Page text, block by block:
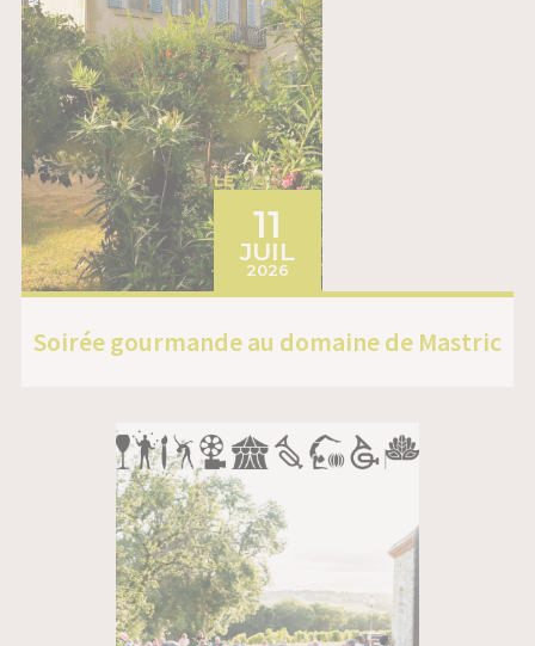
LE
11
JUIL
2026
Soirée gourmande au domaine de Mastric